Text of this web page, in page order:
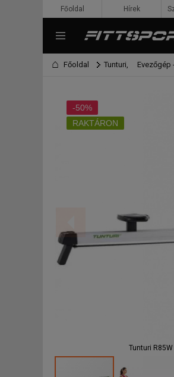
Főoldal Tunturi, Evezőgép
-50%
RAKTÁRON
Tunturi
Főoldal Hírek